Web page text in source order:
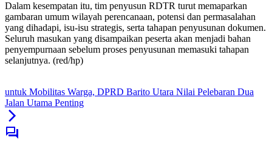
Dalam kesempatan itu, tim penyusun RDTR turut memaparkan
gambaran umum wilayah perencanaan, potensi dan permasalahan
yang dihadapi, isu-isu strategis, serta tahapan penyusunan dokumen.
Seluruh masukan yang disampaikan peserta akan menjadi bahan
penyempurnaan sebelum proses penyusunan memasuki tahapan
selanjutnya. (red/hp)
untuk Mobilitas Warga, DPRD Barito Utara Nilai Pelebaran Dua
Jalan Utama Penting